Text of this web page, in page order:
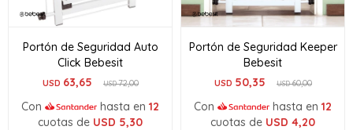
Portón de Seguridad Auto
Click Bebesit
USD 63,65 USD72,00
Con hasta en 12
cuotas de USD 5,30
Portón de Seguridad Keeper
Bebesit
USD 50,35 USD60,00
Con hasta en 12
cuotas de USD 4,20